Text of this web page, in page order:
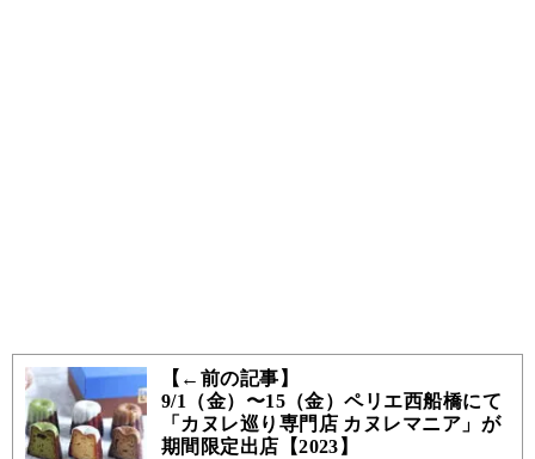
【←前の記事】
9/1（金）〜15（金）ペリエ西船橋にて
「カヌレ巡り専門店 カヌレマニア」が
期間限定出店【2023】